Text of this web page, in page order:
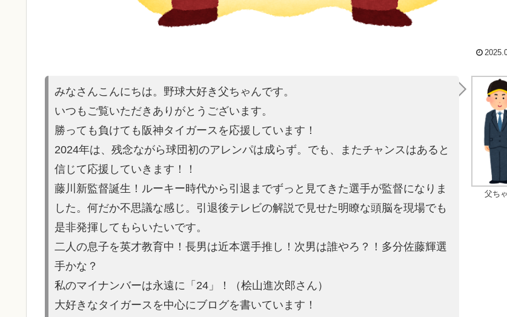
父ち
みなさんこんにちは。野球大好き父ちゃんです。
いつもご覧いただきありがとうございます。
勝っても負けても阪神タイガースを応援しています！
2024年は、残念ながら球団初のアレンパは成らず。でも、またチャンスはあると
信じて応援していきます！！
藤川新監督誕生！ルーキー時代から引退までずっと見てきた選手が監督になりま
した。何だか不思議な感じ。引退後テレビの解説で見せた明瞭な頭脳を現場でも
是非発揮してもらいたいです。
二人の息子を英才教育中！長男は近本選手推し！次男は誰やろ？！多分佐藤輝選
手かな？
私のマイナンバーは永遠に「24」！（桧山進次郎さん）
大好きなタイガースを中心にブログを書いています！